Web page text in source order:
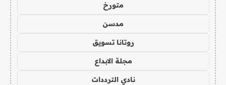
متورخ
مدسن
روتانا تسويق
مجلة الابداع
نادي الترددات